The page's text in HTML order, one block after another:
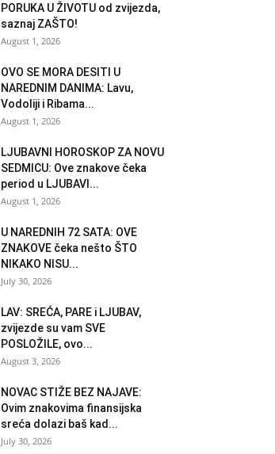
PORUKA U ŽIVOTU od zvijezda,
saznaj ZAŠTO!
August 1, 2026
OVO SE MORA DESITI U
NAREDNIM DANIMA: Lavu,
Vodoliji i Ribama...
August 1, 2026
LJUBAVNI HOROSKOP ZA NOVU
SEDMICU: Ove znakove čeka
period u LJUBAVI...
August 1, 2026
U NAREDNIH 72 SATA: OVE
ZNAKOVE čeka nešto ŠTO
NIKAKO NISU...
July 30, 2026
LAV: SREĆA, PARE i LJUBAV,
zvijezde su vam SVE
POSLOŽILE, ovo...
August 3, 2026
NOVAC STIŽE BEZ NAJAVE:
Ovim znakovima finansijska
sreća dolazi baš kad...
July 30, 2026